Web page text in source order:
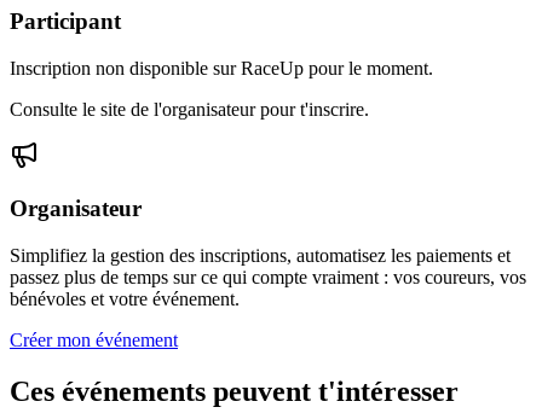
Participant
Inscription non disponible sur RaceUp pour le moment.
Consulte le site de l'organisateur pour t'inscrire.
Organisateur
Simplifiez la gestion des inscriptions, automatisez les paiements et
passez plus de temps sur ce qui compte vraiment : vos coureurs, vos
bénévoles et votre événement.
Créer mon événement
Ces événements peuvent t'intéresser